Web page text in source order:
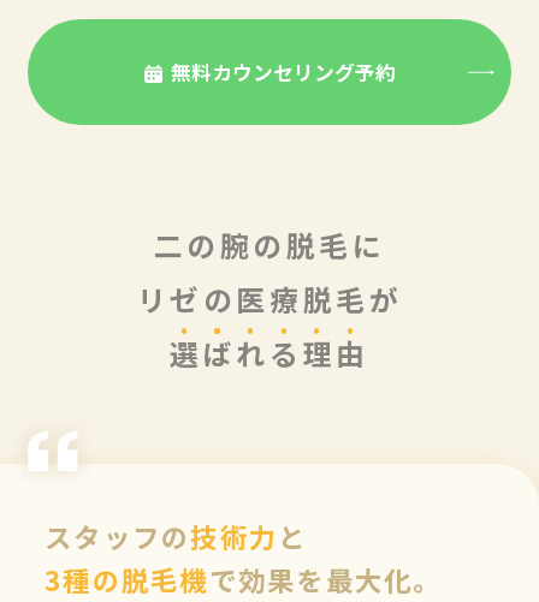
無料カウンセリング予約
二の腕の脱毛に
リゼの医療脱毛が
選ばれる 理 由
スタッフの技術力 と
3種の脱毛機で効果を最大化。